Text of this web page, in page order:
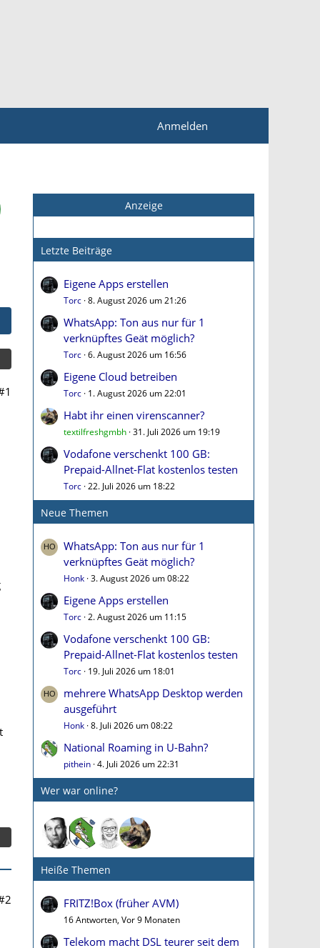
Anmelden
Anzeige
Letzte Beiträge
Eigene Apps erstellen
Torc 8. August 2026 um 21:26
WhatsApp: Ton aus nur für 1
verknüpftes Geät möglich?
Torc 6. August 2026 um 16:56
Eigene Cloud betreiben
Torc 1. August 2026 um 22:01
Habt ihr einen virenscanner?
textilfreshgmbh 31. Juli 2026 um 19:19
Vodafone verschenkt 100 GB:
Prepaid-Allnet-Flat kostenlos testen
Torc 22. Juli 2026 um 18:22
Neue Themen
WhatsApp: Ton aus nur für 1
verknüpftes Geät möglich?
Honk 3. August 2026 um 08:22
Eigene Apps erstellen
Torc 2. August 2026 um 11:15
Vodafone verschenkt 100 GB:
Prepaid-Allnet-Flat kostenlos testen
Torc 19. Juli 2026 um 18:01
mehrere WhatsApp Desktop werden
ausgeführt
Honk 8. Juli 2026 um 08:22
National Roaming in U-Bahn?
pithein 4. Juli 2026 um 22:31
Wer war online?
Heiße Themen
FRITZ!Box (früher AVM)
16 Antworten, Vor 9 Monaten
Telekom macht DSL teurer seit dem